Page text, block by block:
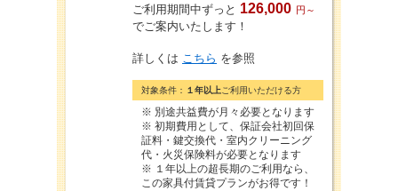
ご利用期間中ずっと 126,000 円～
でご案内いたします！
詳しくは こちら を参照
対象条件： １年以上ご利用いただける方
※ 別途共益費が月々必要となります
※ 初期費用として、保証会社初回保
証料・鍵交換代・室内クリーニング
代・火災保険料が必要となります
※ １年以上の超長期のご利用なら、
この家具付賃貸プランがお得です！